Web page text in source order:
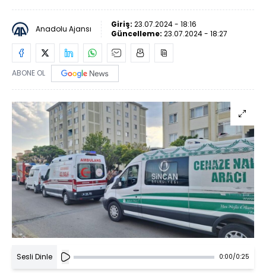
Anadolu Ajansı Giriş: 23.07.2024 - 18:16
Güncelleme: 23.07.2024 - 18:27
ABONE OL
Sesli Dinle 0:00/0:25